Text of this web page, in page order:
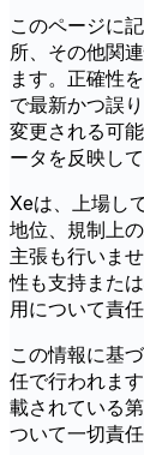
このページに
所、その他関
ます。正確性
で最新かつ誤
変更される可
ータを反映し
Xeは、上場し
地位、規制上
主張も行いま
性も支持また
用について責
この情報に基
任で行われま
載されている
ついて一切責